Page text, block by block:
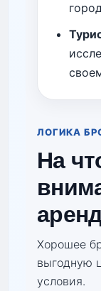
ЛОГИКА
На
Хорошее
выгодную
условия.